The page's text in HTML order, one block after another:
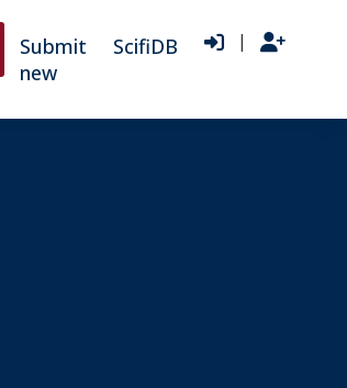
Submit
new
ScifiDB |